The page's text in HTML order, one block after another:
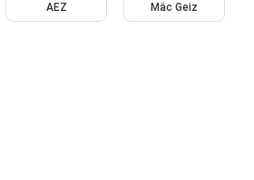
AEZ Mäc Geiz